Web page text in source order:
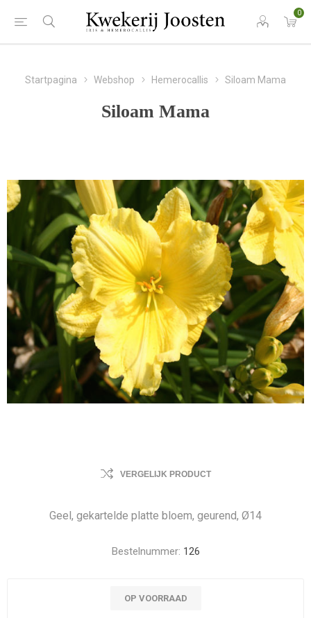
0
Startpagina Webshop Hemerocallis Siloam Mama
Siloam Mama
VERGELIJK PRODUCT
Geel, gekartelde platte bloem, geurend, Ø14
Bestelnummer: 126
OP VOORRAAD